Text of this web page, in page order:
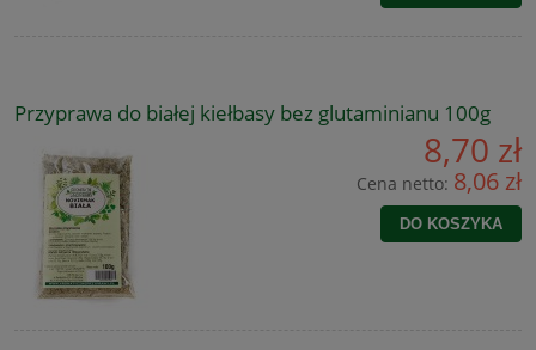
Przyprawa do białej kiełbasy bez glutaminianu 100g
8,70 zł
Cena netto: 8,06 zł
DO KOSZYKA